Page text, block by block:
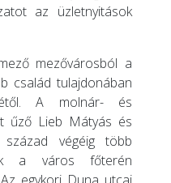
az üzletnyitások
mezővárosból a
család tulajdonában
A molnár- és
űző Lieb Mátyás és
végéig több
a város főterén